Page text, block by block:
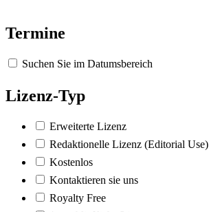
Termine
Suchen Sie im Datumsbereich
Lizenz-Typ
Erweiterte Lizenz
Redaktionelle Lizenz (Editorial Use)
Kostenlos
Kontaktieren sie uns
Royalty Free